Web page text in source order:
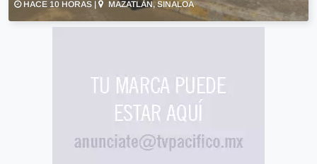
HACE 10 HORAS | MAZATLÁN, SINALOA